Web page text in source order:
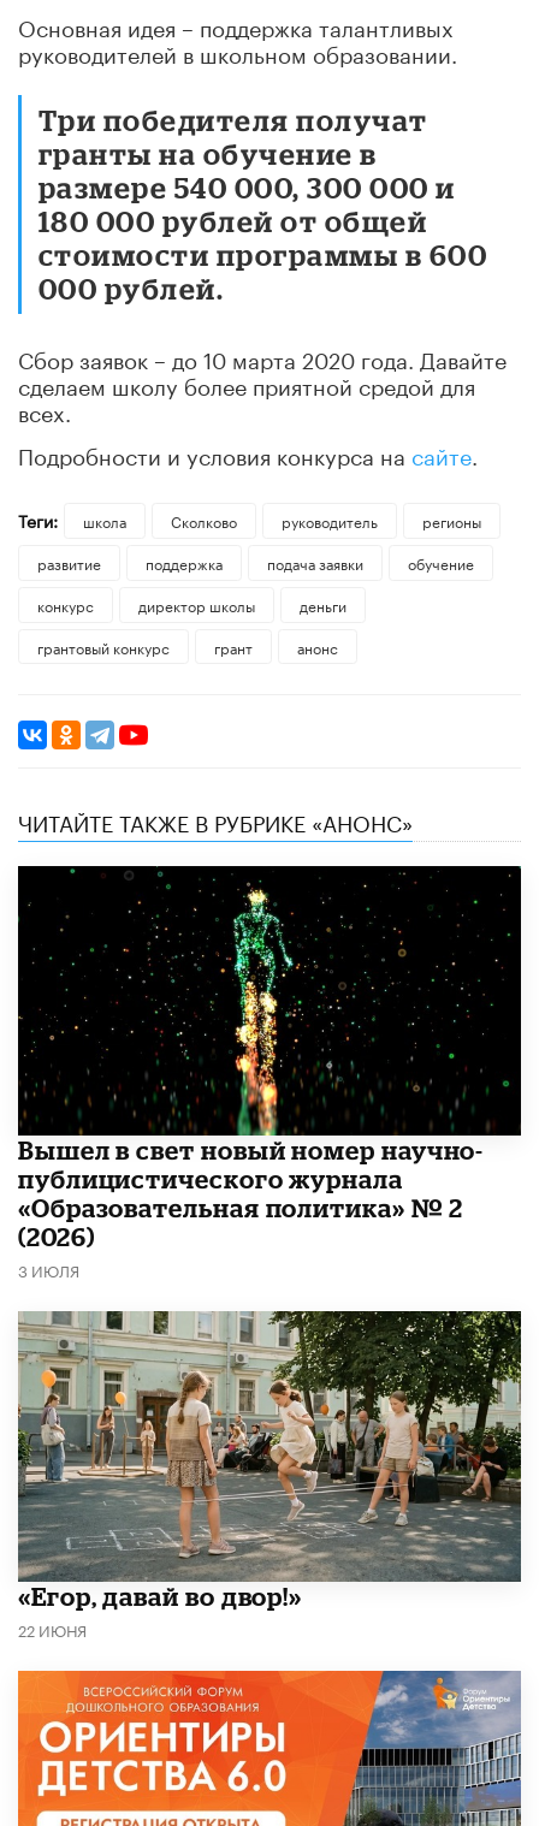
Основная идея – поддержка талантливых
руководителей в школьном образовании.
Три победителя получат
гранты на обучение в
размере 540 000, 300 000 и
180 000 рублей от общей
стоимости программы в 600
000 рублей.
Сбор заявок – до 10 марта 2020 года. Давайте
сделаем школу более приятной средой для
всех.
Подробности и условия конкурса на сайте
Теги: школа Сколково руководитель
регионы
развитие
поддержка подача заявки
обучение
конкурс
директор школы
деньги
грантовый конкурс
грант анонс
ЧИТАЙТЕ ТАКЖЕ В РУБРИКЕ «АНОНС»
Вышел в свет новый номер научно-
публицистического журнала
«Образовательная политика» № 2
(2026)
3 ИЮЛЯ
«Егор, давай во двор!»
22 ИЮНЯ